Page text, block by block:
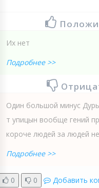
Их нет
Подробнее >>
Один большой минус
т упицын вообще гений
короче людей за людей
Подробнее >>
0 0 Добавить